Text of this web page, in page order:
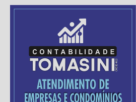
Isso vai fechar em